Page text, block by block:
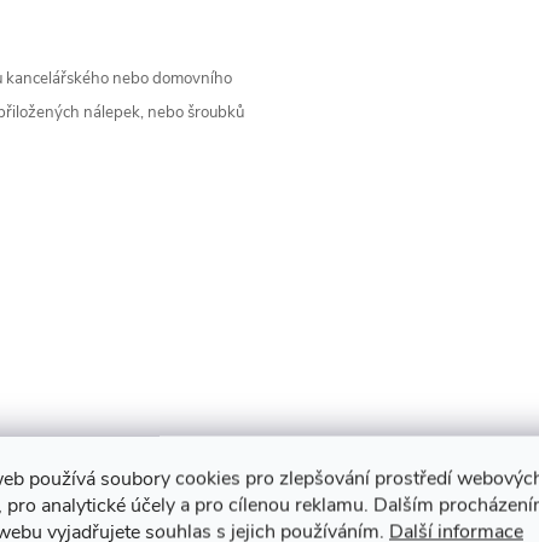
používá soubory cookies pro zlepšování prostředí
pro analytické účely a pro cílenou reklamu. Dalším
vyjadřujete souhlas s jejich používáním. Další informace
nebo domovního
nálepek, nebo šroubků